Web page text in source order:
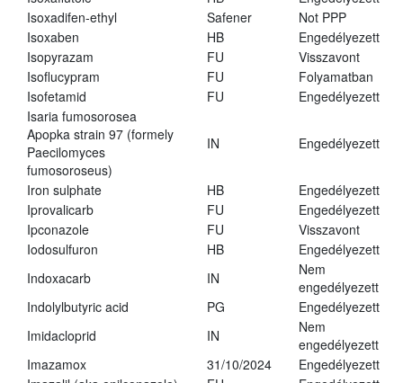
Isoxadifen-ethyl
Safener
Not PPP
Isoxaben
HB
Engedélyezett
Isopyrazam
FU
Visszavont
Isoflucypram
FU
Folyamatban
Isofetamid
FU
Engedélyezett
Isaria fumosorosea
Apopka strain 97 (formely
Paecilomyces
fumosoroseus)
IN Engedélyezett
Iron sulphate HB
Engedélyezett
Iprovalicarb
FU
Engedélyezett
Ipconazole
FU
Visszavont
Iodosulfuron
HB
Engedélyezett
Indoxacarb
IN
Nem
engedélyezett
Indolylbutyric acid
PG
Engedélyezett
Imidacloprid
IN
Nem
engedélyezett
Imazamox
31/10/2024
Engedélyezett